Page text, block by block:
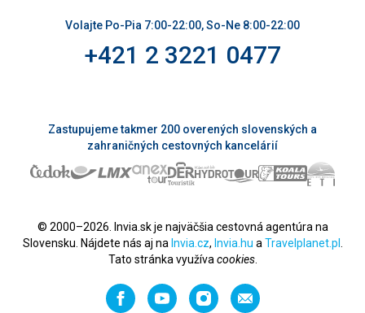
Volajte Po-Pia 7:00-22:00, So-Ne 8:00-22:00
+421 2 3221 0477
Zastupujeme takmer 200 overených slovenských a
zahraničných cestovných kancelárií
© 2000–2026. Invia.sk je najväčšia cestovná agentúra na
Slovensku. Nájdete nás aj na Invia.cz, Invia.hu a Travelplanet.pl
Tato stránka využíva cookies.
FacebookYouTubeInstagramOdporučiť